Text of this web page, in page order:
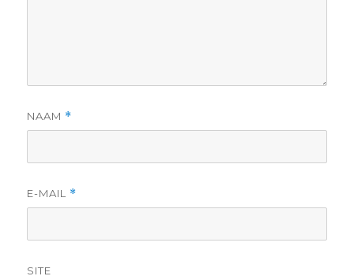
NAAM *
E-MAIL *
SITE